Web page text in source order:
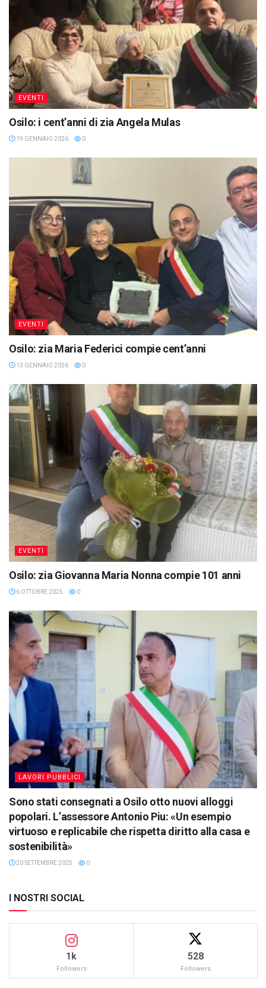
EVENTI
Osilo: i cent’anni di zia Angela Mulas
19 GENNAIO 2026 0
EVENTI
Osilo: zia Maria Federici compie cent’anni
13 GENNAIO 2026 0
EVENTI
Osilo: zia Giovanna Maria Nonna compie 101 anni
6 OTTOBRE 2025 0
LAVORI PUBBLICI
Sono stati consegnati a Osilo otto nuovi alloggi
popolari. L’assessore Antonio Piu: «Un esempio
virtuoso e replicabile che rispetta diritto alla casa e
sostenibilità»
20 SETTEMBRE 2025 0
I NOSTRI SOCIAL
1k
Followers
528
Followers